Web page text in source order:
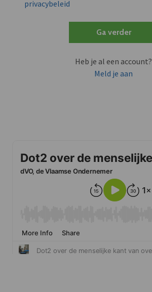
privacybeleid
Ga verder
Heb je al een account?
Meld je aan